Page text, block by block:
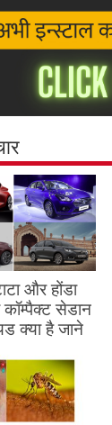
और होंडा
सेडान
क्या है जाने